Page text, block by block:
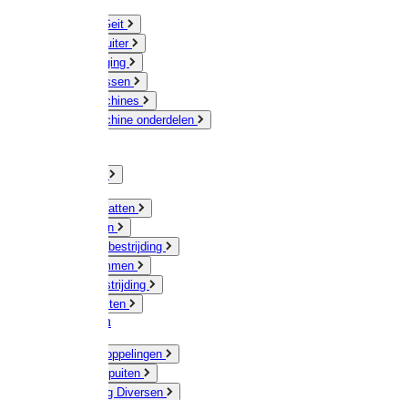
Schaap / Geit
Paard & Ruiter
Veeverzorging
Scheermessen
Scheermachines
Scheermachine onderdelen
Muizen / Ratten
Drukspuiten
Ongediertebestrijding
Mollenklemmen
Onkruidbestrijding
Vliegenkasten
Meststoffen
Messing koppelingen
Gieters / Spuiten
Besproeiing Diversen